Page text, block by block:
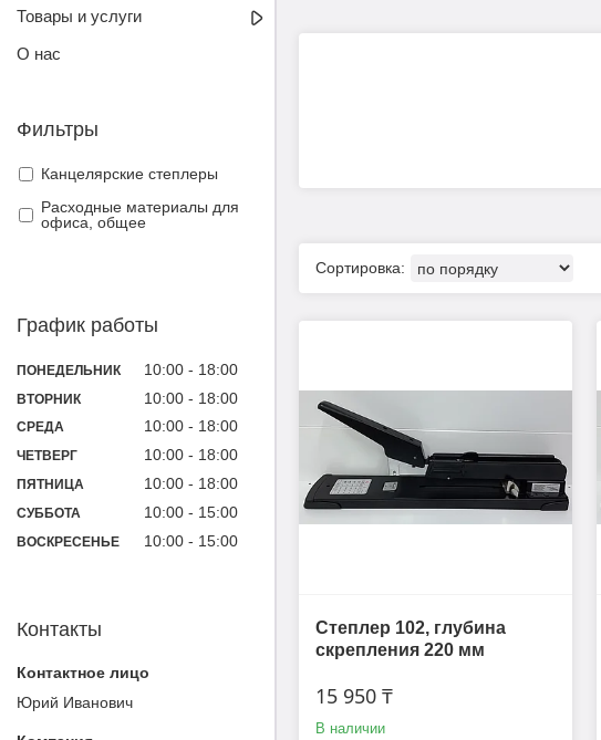
Степлер 102, глубина
скрепления 220 мм
15 950 ₸
В наличии
Товары и услуги
О нас
Фильтры
Канцелярские степлеры
Расходные материалы для
офиса, общее
График работы
ПОНЕДЕЛЬНИК 10:00 18:00
ВТОРНИК 10:00 18:00
СРЕДА 10:00 18:00
ЧЕТВЕРГ 10:00 18:00
ПЯТНИЦА 10:00 18:00
СУББОТА 10:00 15:00
ВОСКРЕСЕНЬЕ 10:00 15:00
Контакты
Юрий Иванович